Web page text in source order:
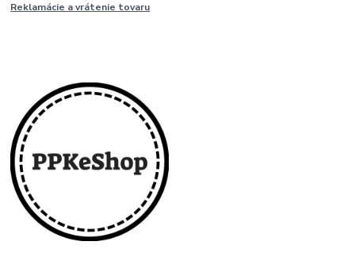
Reklamácie a vrátenie tovaru